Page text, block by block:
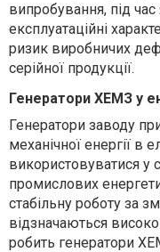
випробування, під
експлуатаційні
ризик виробничих
серійної продукції.
Генератори ХЕМЗ у
Генератори заводу
механічної енергії в
використовуватися у
промислових
стабільну роботу за
відзначаються
робить генератори